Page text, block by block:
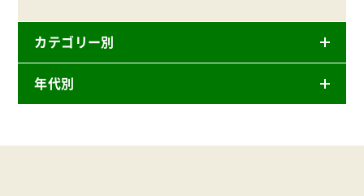
カテゴリー別
ニュースリリース
商品
年代別